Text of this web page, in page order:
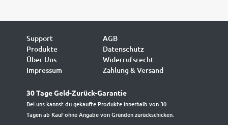
Support
Produkte
Über Uns
Impressum
AGB
Datenschutz
Widerrufsrecht
Zahlung & Versand
30 Tage Geld-Zurück-Garantie
Bei uns kannst du gekaufte Produkte innerhalb von 30
Tagen ab Kauf ohne Angabe von Gründen zurückschicken.